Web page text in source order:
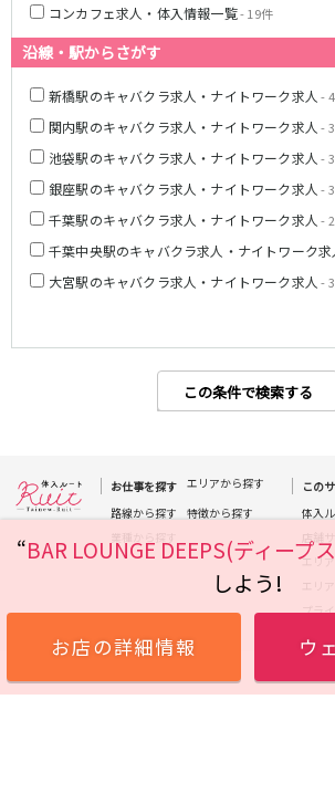
コンカフェ求人・体入情報一覧- 19件
沿線・駅からさがす
新橋駅のキャバクラ求人・ナイトワーク求人 -
関内駅のキャバクラ求人・ナイトワーク求人 -
池袋駅のキャバクラ求人・ナイトワーク求人 -
銀座駅のキャバクラ求人・ナイトワーク求人 -
千葉駅のキャバクラ求人・ナイトワーク求人 -
千葉中央駅のキャバクラ求人・ナイトワーク求
大宮駅のキャバクラ求人・ナイトワーク求人 -
この条件で検索する
新橋駅
銀座駅
上野駅
上野広小路駅
神田駅
渋谷駅
赤坂見附駅
浅草駅
田原町駅
末広町駅
表参道駅
外苑前駅
西武新宿線
西武新宿駅
本川越駅
所沢駅
新井薬師前駅
桜木町駅
大船駅
西武池袋線
練馬駅
ひばりヶ丘駅
秋津駅
清瀬駅
飯能駅
大泉学園駅
お仕事を探す エリアから探す
路線から探す
特徴から探す
この
体入
店舗
エリ
プラ
“BAR LOUNGE DEEPS(ディープ
しよう!
お店の詳細情報 ウ